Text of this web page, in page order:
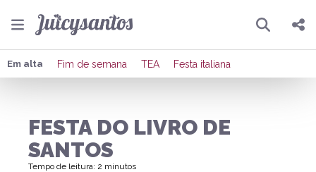
Pesquisar
Compartilhar
Enviar por Whatsapp
Em alta Fim de semana TEA Festa italiana
FESTA DO LIVRO DE
SANTOS
Tempo de leitura: 2 minutos